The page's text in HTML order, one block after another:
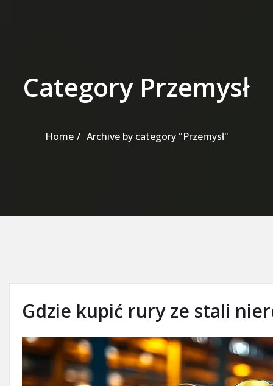
Category Przemysł
Home Archive by category "Przemysł"
Gdzie kupić rury ze stali